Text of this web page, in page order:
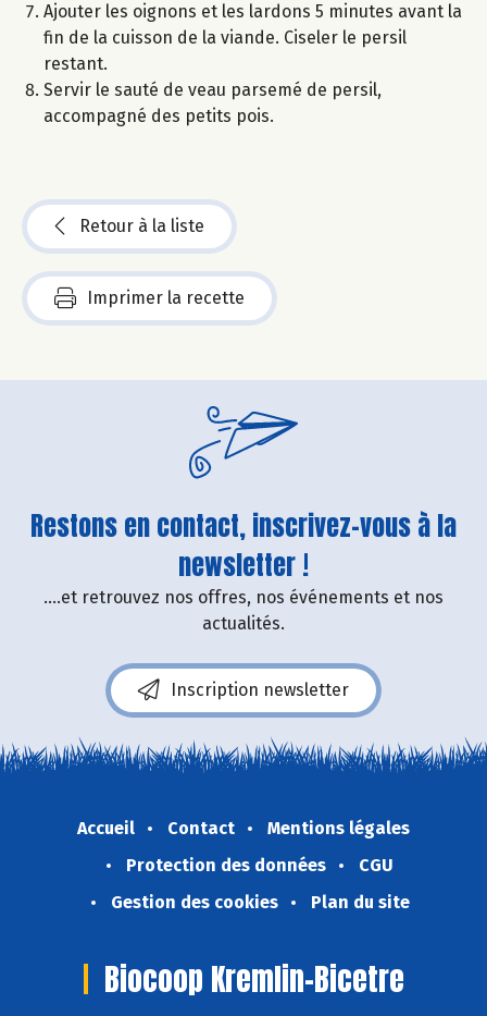
Ajouter les oignons et les lardons 5 minutes avant la
fin de la cuisson de la viande. Ciseler le persil
restant.
Servir le sauté de veau parsemé de persil,
accompagné des petits pois.
Retour à la liste
Imprimer la recette
Restons en contact, inscrivez-vous à la
newsletter !
....et retrouvez nos offres, nos événements et nos
actualités.
Inscription newsletter
Accueil Contact
Mentions légales
Protection des données
CGU
Gestion des cookies
Plan du site
Biocoop Kremlin-Bicetre